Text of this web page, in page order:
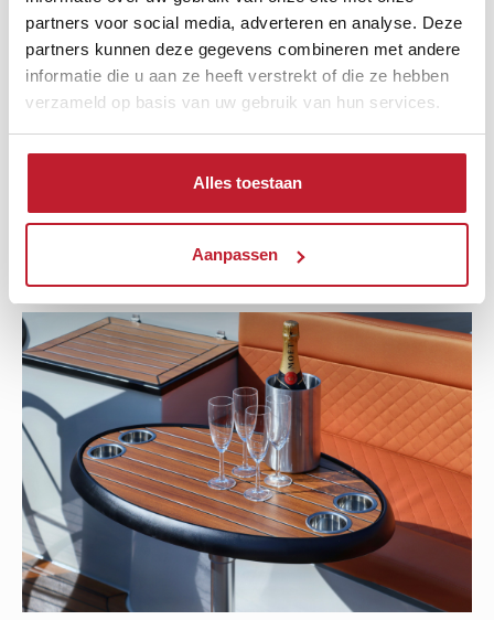
partners voor social media, adverteren en analyse. Deze
partners kunnen deze gegevens combineren met andere
informatie die u aan ze heeft verstrekt of die ze hebben
verzameld op basis van uw gebruik van hun services.
Alles toestaan
Aanpassen